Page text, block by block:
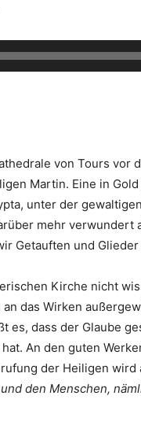
von Tours vor
Martin. Eine in
unter der
mehr verwundert
Getauften und
Kirche nicht
das Wirken
es, dass der Glaube
An den guten
der Heiligen
den Menschen,